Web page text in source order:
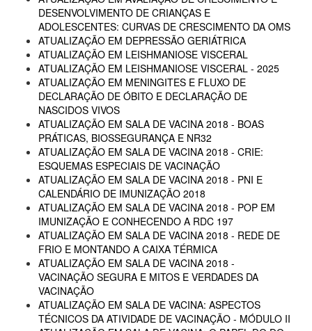
DESENVOLVIMENTO DE CRIANÇAS E
ADOLESCENTES: CURVAS DE CRESCIMENTO DA OMS
ATUALIZAÇÃO EM DEPRESSÃO GERIÁTRICA
ATUALIZAÇÃO EM LEISHMANIOSE VISCERAL
ATUALIZAÇÃO EM LEISHMANIOSE VISCERAL - 2025
ATUALIZAÇÃO EM MENINGITES E FLUXO DE
DECLARAÇÃO DE ÓBITO E DECLARAÇÃO DE
NASCIDOS VIVOS
ATUALIZAÇÃO EM SALA DE VACINA 2018 - BOAS
PRÁTICAS, BIOSSEGURANÇA E NR32
ATUALIZAÇÃO EM SALA DE VACINA 2018 - CRIE:
ESQUEMAS ESPECIAIS DE VACINAÇÃO
ATUALIZAÇÃO EM SALA DE VACINA 2018 - PNI E
CALENDÁRIO DE IMUNIZAÇÃO 2018
ATUALIZAÇÃO EM SALA DE VACINA 2018 - POP EM
IMUNIZAÇÃO E CONHECENDO A RDC 197
ATUALIZAÇÃO EM SALA DE VACINA 2018 - REDE DE
FRIO E MONTANDO A CAIXA TÉRMICA
ATUALIZAÇÃO EM SALA DE VACINA 2018 -
VACINAÇÃO SEGURA E MITOS E VERDADES DA
VACINAÇÃO
ATUALIZAÇÃO EM SALA DE VACINA: ASPECTOS
TÉCNICOS DA ATIVIDADE DE VACINAÇÃO - MÓDULO II